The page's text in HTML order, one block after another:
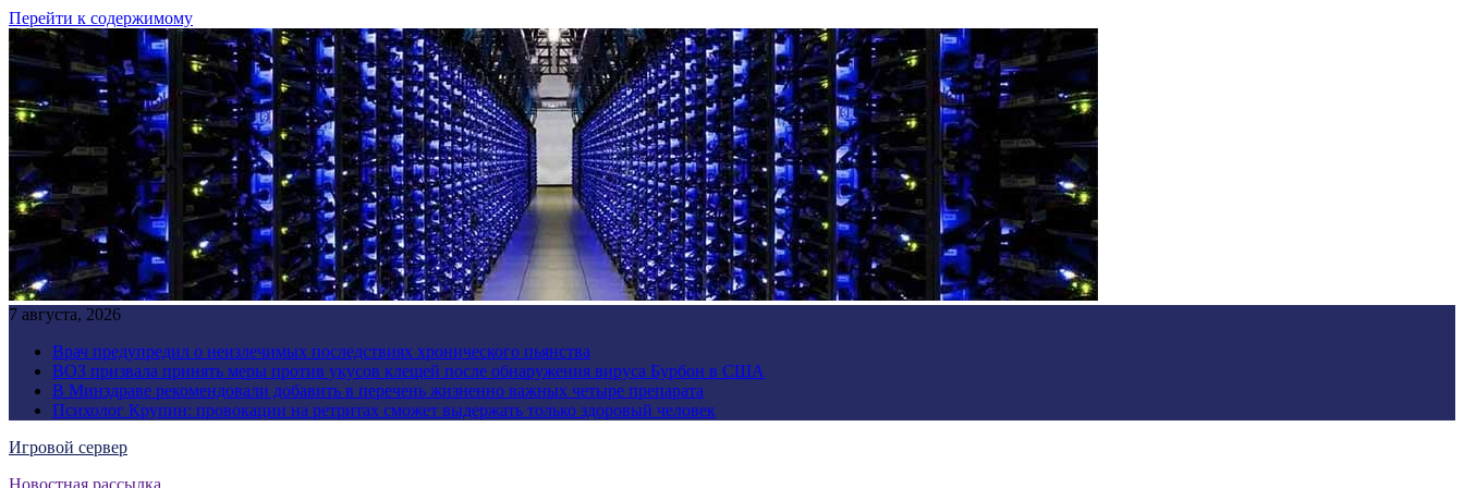
Перейти к содержимому
7 августа, 2026
Врач предупредил о неизлечимых последствиях хронического пьянства
ВОЗ призвала принять меры против укусов клещей после обнаружения вируса Бурбон в США
В Минздраве рекомендовали добавить в перечень жизненно важных четыре препарата
Психолог Крупин: провокации на ретритах сможет выдержать только здоровый человек
Игровой сервер
Новостная рассылка